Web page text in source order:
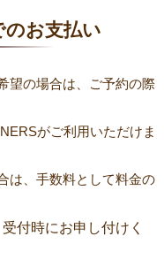
お支払い
望の場合は、ご予約の際
がご利用いただけま
は、手数料として料金の
付時にお申し付けく